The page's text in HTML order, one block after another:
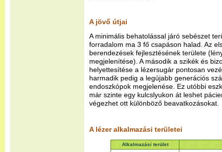
A jövő útjai
A minimális behatolással járó sebészet
forradalom ma 3 fő csapáson halad. Az
berendezések fejlesztésének területe
megjelenítése). A második a szikék és
helyettesítése a lézersugár pontosan
harmadik pedig a legújabb generációs
endoszkópok megjelenése. Ez utóbbi
már szinte egy kulcslyukon át leshet
végezhet ott különböző beavatkozásokat.
A lézer alkalmazási területei
Alkalmazási terület